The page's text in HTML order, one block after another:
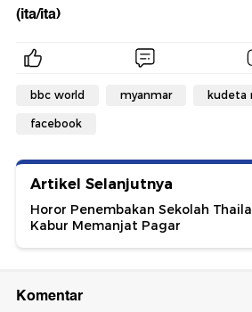
(ita/ita)
bbc world myanmar kudeta
facebook
Artikel Selanjutnya
Horor Penembakan Sekolah
Kabur Memanjat Pagar